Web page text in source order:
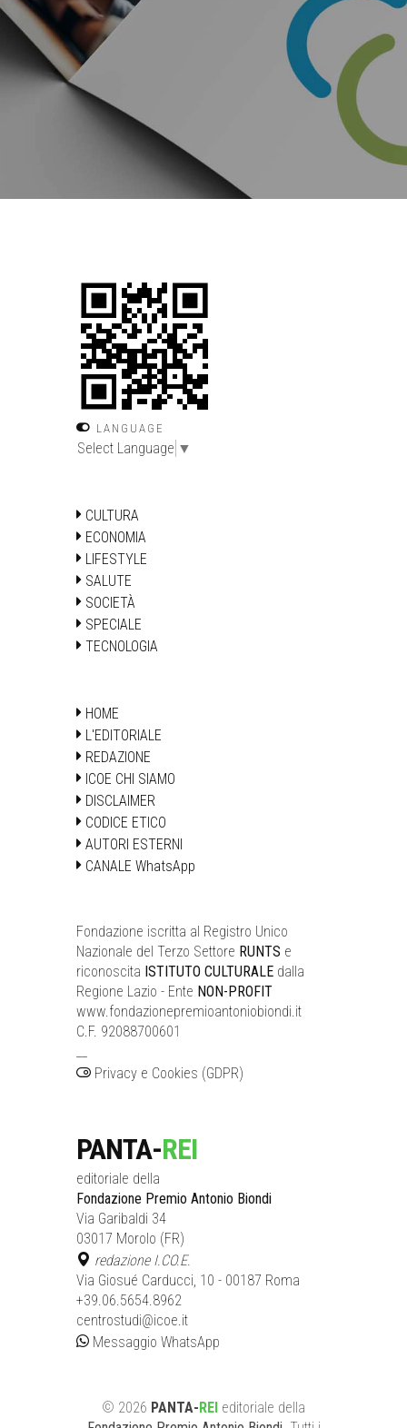
LANGUAGE
Select Language ▼
CULTURA
ECONOMIA
LIFESTYLE
SALUTE
SOCIETÀ
SPECIALE
TECNOLOGIA
HOME
L'EDITORIALE
REDAZIONE
ICOE CHI SIAMO
DISCLAIMER
CODICE ETICO
AUTORI ESTERNI
CANALE WhatsApp
Fondazione iscritta al Registro Unico
Nazionale del Terzo Settore RUNTS e
riconoscita ISTITUTO CULTURALE dalla
Regione Lazio - Ente NON-PROFIT
www.fondazionepremioantoniobiondi.it
C.F. 92088700601
Privacy e Cookies (GDPR)
PANTA-REI
editoriale della
Fondazione Premio Antonio Biondi
Via Garibaldi 34
03017 Morolo (FR)
redazione I.CO.E.
Via Giosué Carducci, 10 - 00187 Roma
+39.06.5654.8962
centrostudi@icoe.it
Messaggio WhatsApp
© 2026 PANTA-REI editoriale della